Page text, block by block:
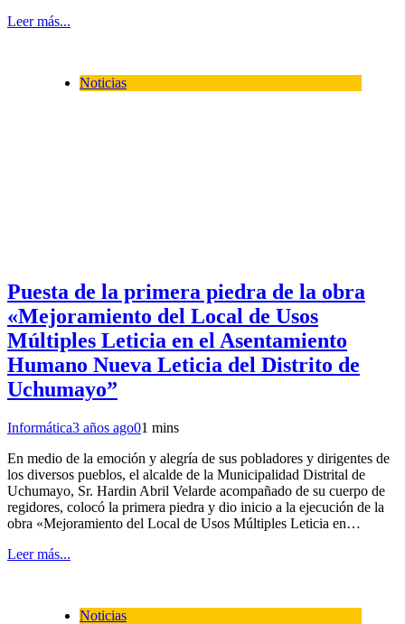
Leer más...
Noticias
Puesta de la primera piedra de la obra
«Mejoramiento del Local de Usos
Múltiples Leticia en el Asentamiento
Humano Nueva Leticia del Distrito de
Uchumayo”
Informática3 años ago01 mins
En medio de la emoción y alegría de sus pobladores y dirigentes de
los diversos pueblos, el alcalde de la Municipalidad Distrital de
Uchumayo, Sr. Hardin Abril Velarde acompañado de su cuerpo de
regidores, colocó la primera piedra y dio inicio a la ejecución de la
obra «Mejoramiento del Local de Usos Múltiples Leticia en…
Leer más...
Noticias